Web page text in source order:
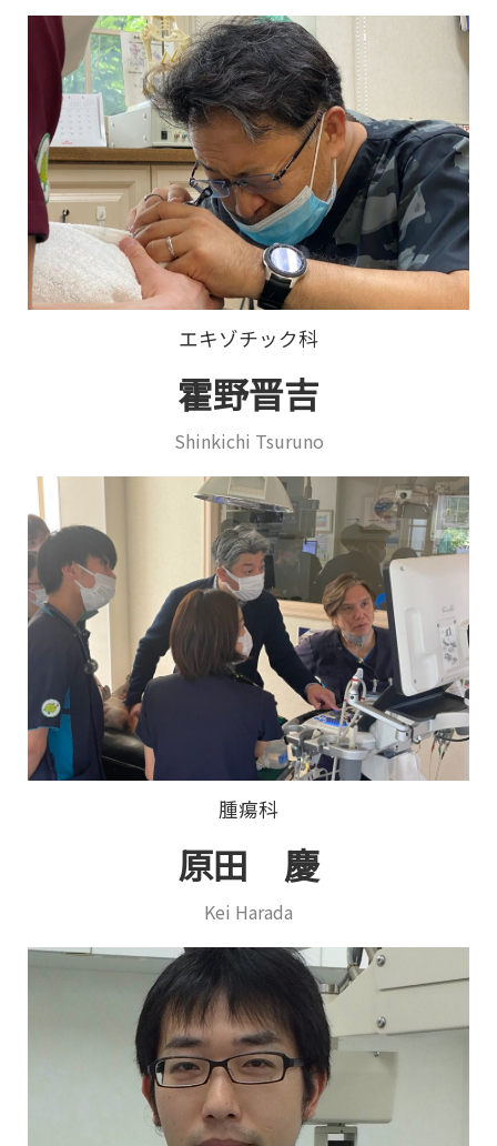
エキゾチック科
霍野晋吉
Shinkichi Tsuruno
腫瘍科
原田 慶
Kei Harada